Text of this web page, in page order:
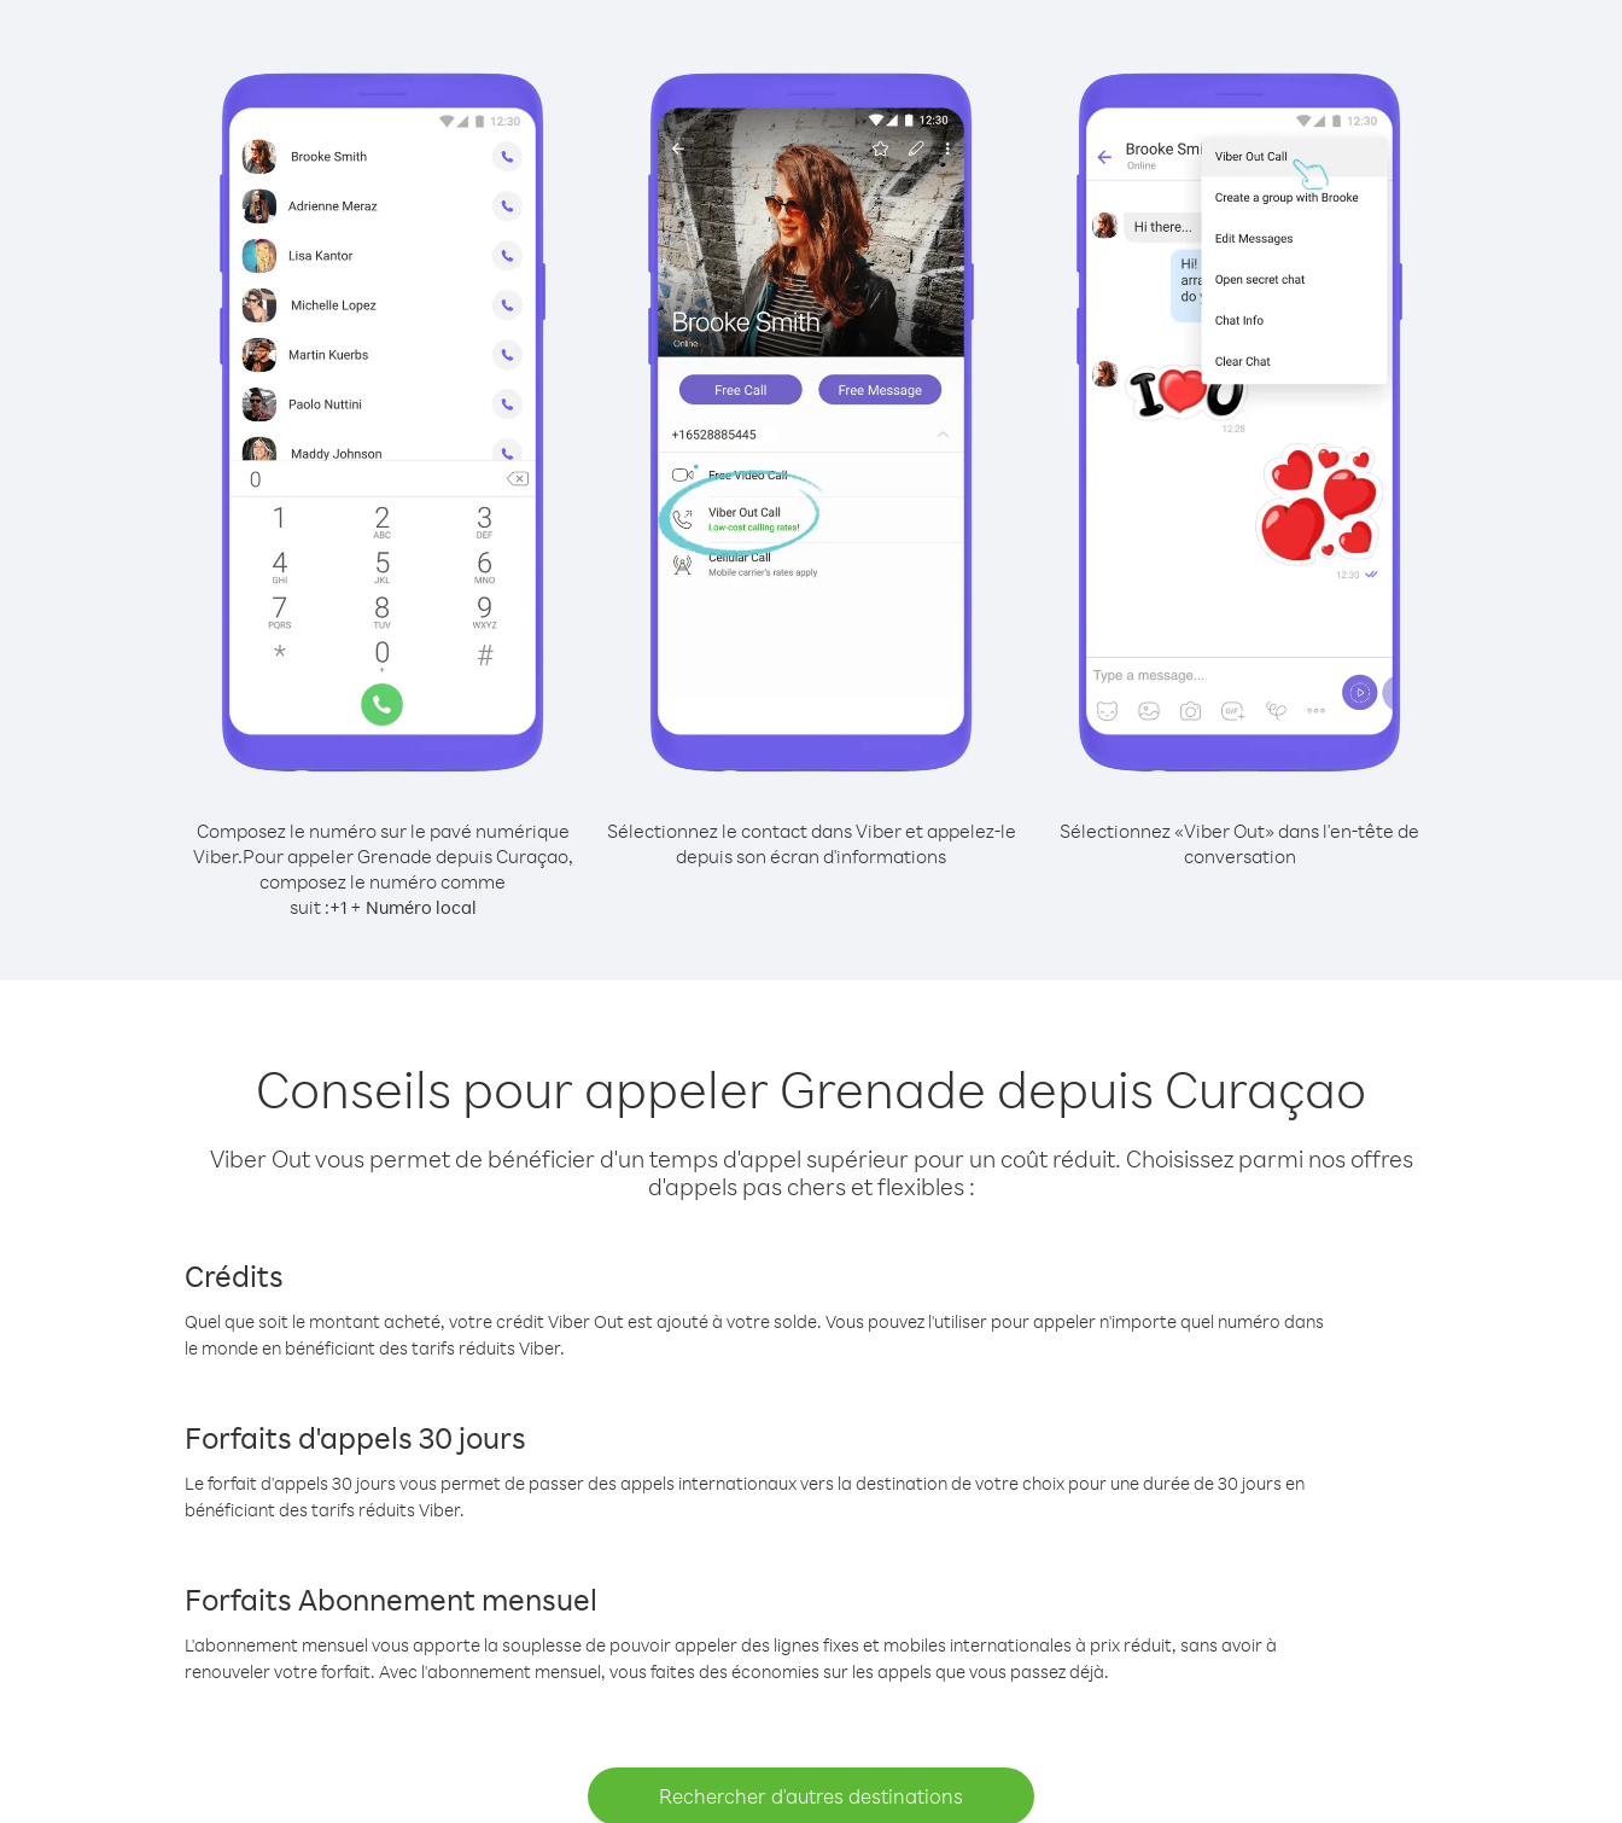
Composez le numéro sur le pavé numérique
Viber.Pour appeler Grenade depuis Curaçao,
composez le numéro comme
suit :+1+ Numéro local
Sélectionnez le contact dans Viber et appelez-le
depuis son écran d'informations
Sélectionnez «Viber Out» dans l'en-tête de
conversation
Conseils pour appeler Grenade depuis Curaçao
Viber Out vous permet de bénéficier d'un temps d'appel supérieur pour un coût réduit. Choisissez parmi nos offres
d'appels pas chers et flexibles :
Crédits
Quel que soit le montant acheté, votre crédit Viber Out est ajouté à votre solde. Vous pouvez l'utiliser pour appeler n'importe quel numéro dans
le monde en bénéficiant des tarifs réduits Viber.
Forfaits d'appels 30 jours
Le forfait d'appels 30 jours vous permet de passer des appels internationaux vers la destination de votre choix pour une durée de 30 jours en
bénéficiant des tarifs réduits Viber.
Forfaits Abonnement mensuel
L'abonnement mensuel vous apporte la souplesse de pouvoir appeler des lignes fixes et mobiles internationales à prix réduit, sans avoir à
renouveler votre forfait. Avec l'abonnement mensuel, vous faites des économies sur les appels que vous passez déjà.
Rechercher d'autres destinations